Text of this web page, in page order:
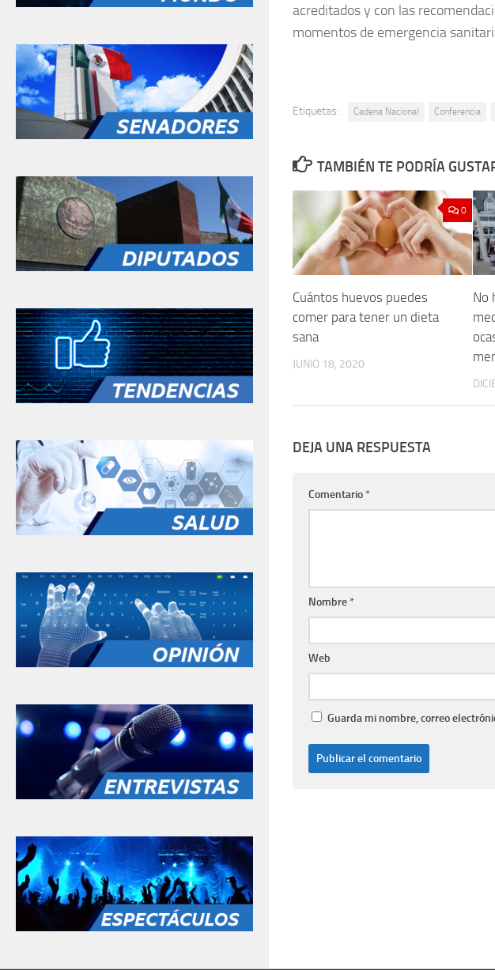
acreditados y con las
momentos de emergencia
Etiquetas: Cadena Nacional Conferencia
TAMBIÉN TE PODRÍA
0
Cuántos huevos puedes
comer para tener un dieta
sana
JUNIO 18, 2020
No
DEJA UNA RESPUESTA
Comentario*
Nombre*
Web
Guarda mi nombre, correo